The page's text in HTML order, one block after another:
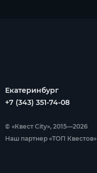
Екатеринбург
+7 (343) 351-74-08
© «Квест City», 2015—2026
Наш партнер «ТОП Квестов»